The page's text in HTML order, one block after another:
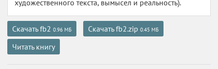
художественного текста, вымысел и реальность).
Скачать fb2 0.96 МБ Скачать fb2.zip 0.45 МБ
Читать книгу